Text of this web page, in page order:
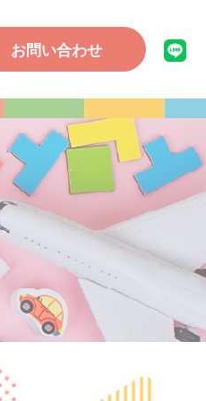
お問い合わせ